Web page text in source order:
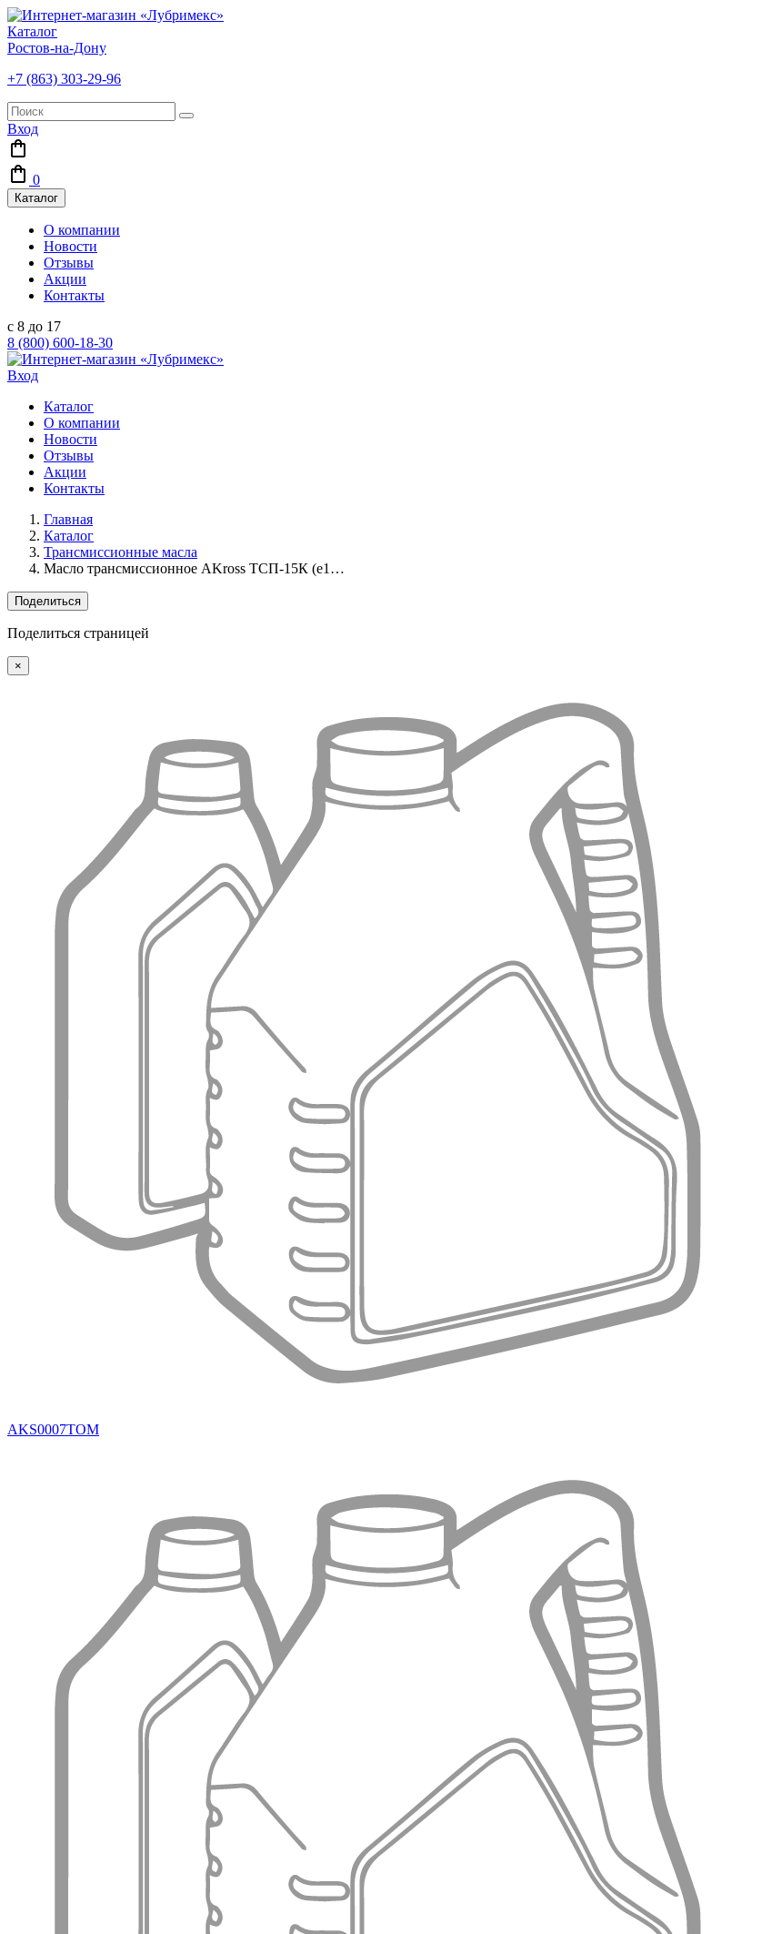
Каталог
Ростов-на-Дону
+7 (863) 303-29-96
Вход
0
Каталог
О компании
Новости
Отзывы
Акции
Контакты
с 8 до 17
8 (800) 600-18-30
Вход
Каталог
О компании
Новости
Отзывы
Акции
Контакты
Главная
Каталог
Трансмиссионные масла
Масло трансмиссионное AKross ТСП-15К (e1…
Поделиться
Поделиться страницей
×
AKS0007TOM